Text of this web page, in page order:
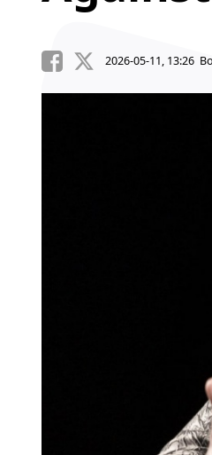
2026-05-11, 13:26